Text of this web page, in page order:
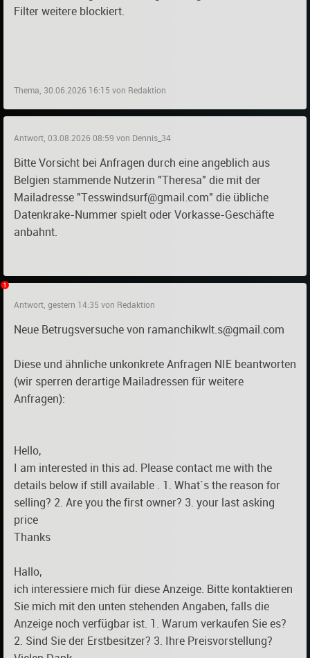
Filter weitere blockiert.
Thema, 30.06.2026 16:15 von Redaktion
Antwort, 03.08.2026 08:59 von Dennis_34
Bitte Vorsicht bei Anfragen durch eine angeblich aus
Belgien stammende Nutzerin "Theresa" die mit der
Mailadresse "Tesswindsurf@gmail.com" die übliche
Datenkrake-Nummer spielt oder Vorkasse-Geschäfte
anbahnt.
Antwort, gestern 14:35 von Redaktion
Neue Betrugsversuche von ramanchikwlt.s@gmail.com
Diese und ähnliche unkonkrete Anfragen NIE beantworten
(wir sperren derartige Mailadressen für weitere
Anfragen):
Hello,
I am interested in this ad. Please contact me with the
details below if still available . 1. What`s the reason for
selling? 2. Are you the first owner? 3. your last asking
price
Thanks
Hallo,
ich interessiere mich für diese Anzeige. Bitte kontaktieren
Sie mich mit den unten stehenden Angaben, falls die
Anzeige noch verfügbar ist. 1. Warum verkaufen Sie es?
2. Sind Sie der Erstbesitzer? 3. Ihre Preisvorstellung?